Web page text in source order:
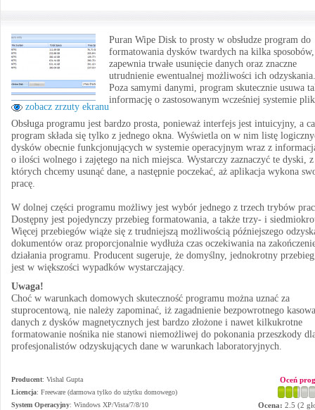
zobacz zrzuty ekranu
Puran Wipe Disk to prosty w obsłudze program do
formatowania dysków twardych na kilka
zapewnia trwałe usunięcie danych oraz znaczne
utrudnienie ewentualnej możliwości ich odzyskania.
Poza samymi danymi, program skutecznie usuwa
informację o zastosowanym wcześniej systemie
Obsługa programu jest bardzo prosta, ponieważ interfejs jest intuicyjny, a
program składa się tylko z jednego okna. Wyświetla on w nim listę
dysków obecnie funkcjonujących w systemie operacyjnym wraz z
o ilości wolnego i zajętego na nich miejsca. Wystarczy zaznaczyć te dyski, z
których chcemy usunąć dane, a następnie poczekać, aż aplikacja wykona
pracę.
W dolnej części programu możliwy jest wybór jednego z trzech trybów
Dostępny jest pojedynczy przebieg formatowania, a także trzy- i
Więcej przebiegów wiąże się z trudniejszą możliwością późniejszego
dokumentów oraz proporcjonalnie wydłuża czas oczekiwania na
działania programu. Producent sugeruje, że domyślny, jednokrotny
jest w większości wypadków wystarczający.
Uwaga!
Choć w warunkach domowych skuteczność programu można uznać za
stuprocentową, nie należy zapominać, iż zagadnienie bezpowrotnego
danych z dysków magnetycznych jest bardzo złożone i nawet kilkukrotne
formatowanie nośnika nie stanowi niemożliwej do pokonania przeszkody
profesjonalistów odzyskujących dane w warunkach laboratoryjnych.
Producent: Vishal Gupta
Licencja: Freeware (darmowa tylko do użytku domowego)
System Operacyjny: Windows XP/Vista/7/8/10
Oceń
Ocena: 2.5 (2